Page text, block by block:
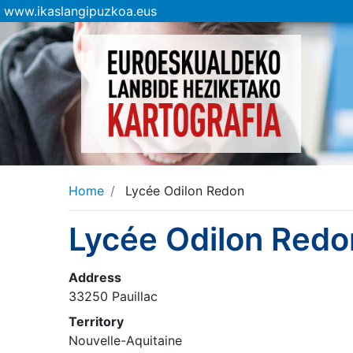
www.ikaslangipuzkoa.eus
Home Lycée Odilon Redon
Lycée Odilon
Address
33250 Pauillac
Territory
Nouvelle-Aquitaine